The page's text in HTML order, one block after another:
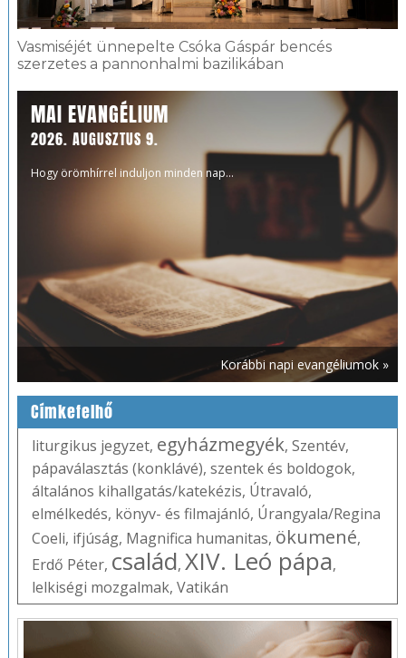
Vasmiséjét ünnepelte Csóka Gáspár bencés
szerzetes a pannonhalmi bazilikában
MAI EVANGÉLIUM
2026. AUGUSZTUS 9.
Hogy örömhírrel induljon minden nap...
Korábbi napi evangéliumok »
Címkefelhő
liturgikus jegyzet, egyházmegyék, Szentév,
pápaválasztás (konklávé), szentek és boldogok,
általános kihallgatás/katekézis, Útravaló,
elmélkedés, könyv- és filmajánló, Úrangyala/Regina
Coeli, ifjúság, Magnifica humanitas, ökumené,
Erdő Péter, család, XIV. Leó pápa,
lelkiségi mozgalmak, Vatikán